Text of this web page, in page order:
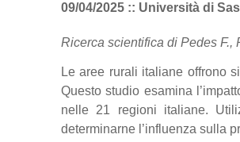
09/04/2025 :: Università di
Ricerca scientifica di Pedes F.,
Le aree rurali italiane offrono
Questo studio esamina
nelle 21 regioni italiane.
determinarne l’influenza sulla